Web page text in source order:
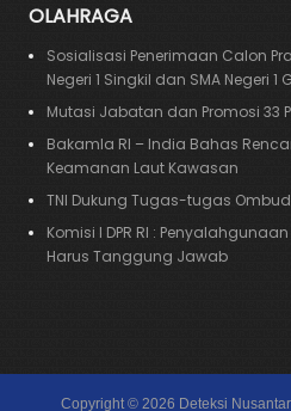
OLAHRAGA
Sosialisasi Penerimaan Calon
Negeri 1 Singkil dan SMA Negeri 1
Mutasi Jabatan dan Promosi 33
Bakamla RI – India Bahas
Keamanan Laut Kawasan
TNI Dukung Tugas-tugas
Komisi I DPR RI : Penyalahgunaan
Harus Tanggung Jawab
Copyright © 2026 Deteksi